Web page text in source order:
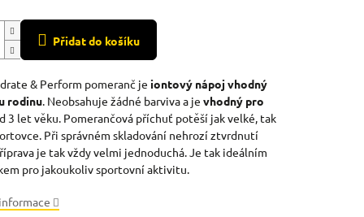
Přidat do košíku
& Perform pomeranč je iontový nápoj vhodný
rodinu. Neobsahuje žádné barviva a je vhodný pro
3 let věku. Pomerančová příchuť potěší jak velké, tak
Při správném skladování nehrozí ztvrdnutí
je tak vždy velmi jednoduchá. Je tak ideálním
pro jakoukoliv sportovní aktivitu.